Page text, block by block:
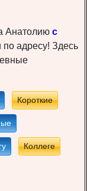
Анатолию с
адресу! Здесь
Короткие
Коллеге